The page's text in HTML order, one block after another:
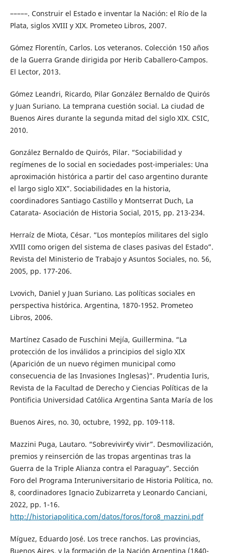
–––––. Construir el Estado e inventar la Nación: el Río de la
Plata, siglos XVIII y XIX. Prometeo Libros, 2007.
Gómez Florentín, Carlos. Los veteranos. Colección 150 años
de la Guerra Grande dirigida por Herib Caballero-Campos.
El Lector, 2013.
Gómez Leandri, Ricardo, Pilar González Bernaldo de Quirós
y Juan Suriano. La temprana cuestión social. La ciudad de
Buenos Aires durante la segunda mitad del siglo XIX. CSIC,
2010.
González Bernaldo de Quirós, Pilar. “Sociabilidad y
regímenes de lo social en sociedades post-imperiales: Una
aproximación histórica a partir del caso argentino durante
el largo siglo XIX”. Sociabilidades en la historia,
coordinadores Santiago Castillo y Montserrat Duch, La
Catarata- Asociación de Historia Social, 2015, pp. 213-234.
Herraíz de Miota, César. “Los montepíos militares del siglo
XVIII como origen del sistema de clases pasivas del Estado”.
Revista del Ministerio de Trabajo y Asuntos Sociales, no. 56,
2005, pp. 177-206.
Lvovich, Daniel y Juan Suriano. Las políticas sociales en
perspectiva histórica. Argentina, 1870-1952. Prometeo
Libros, 2006.
Martínez Casado de Fuschini Mejía, Guillermina. “La
protección de los inválidos a principios del siglo XIX
(Aparición de un nuevo régimen municipal como
consecuencia de las Invasiones Inglesas)”. Prudentia Iuris,
Revista de la Facultad de Derecho y Ciencias Políticas de la
Pontificia Universidad Católica Argentina Santa María de los
Buenos Aires, no. 30, octubre, 1992, pp. 109-118.
Mazzini Puga, Lautaro. “Sobrevivir€y vivir”. Desmovilización,
premios y reinserción de las tropas argentinas tras la
Guerra de la Triple Alianza contra el Paraguay”. Sección
Foro del Programa Interuniversitario de Historia Política, no.
8, coordinadores Ignacio Zubizarreta y Leonardo Canciani,
2022, pp. 1-16.
http://historiapolitica.com/datos/foros/foro8_mazzini.pdf
Míguez, Eduardo José. Los trece ranchos. Las provincias,
Buenos Aires, y la formación de la Nación Argentina (1840-